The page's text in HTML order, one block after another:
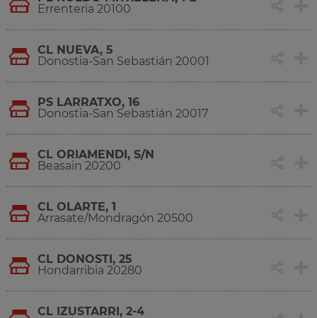
Errenteria 20100
CL NUEVA, 5
Donostia-San Sebastián 20001
PS LARRATXO, 16
Donostia-San Sebastián 20017
CL ORIAMENDI, S/N
Beasain 20200
CL OLARTE, 1
Arrasate/Mondragón 20500
CL DONOSTI, 25
Hondarribia 20280
CL IZUSTARRI, 2-4